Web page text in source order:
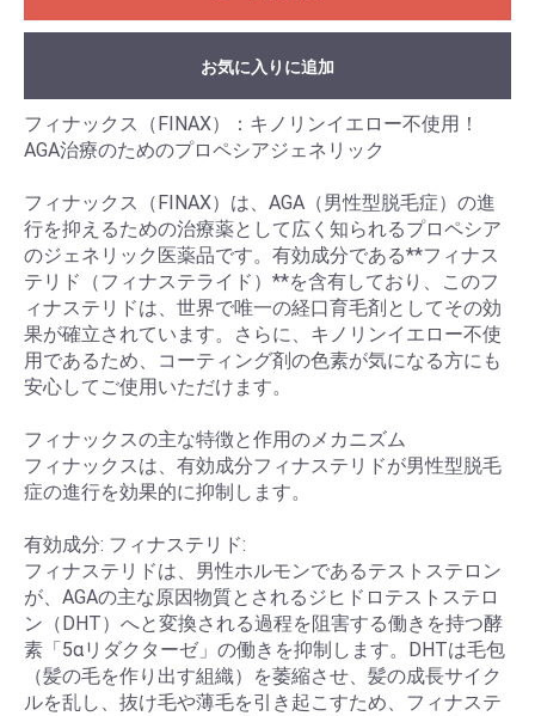
お気に入りに追加
フィナックス（FINAX）：キノリンイエロー不使用！
AGA治療のためのプロペシアジェネリック
フィナックス（FINAX）は、AGA（男性型脱毛症）の進
行を抑えるための治療薬として広く知られるプロペシア
のジェネリック医薬品です。有効成分である**フィナス
テリド（フィナステライド）**を含有しており、このフ
ィナステリドは、世界で唯一の経口育毛剤としてその効
果が確立されています。さらに、キノリンイエロー不使
用であるため、コーティング剤の色素が気になる方にも
安心してご使用いただけます。
フィナックスの主な特徴と作用のメカニズム
フィナックスは、有効成分フィナステリドが男性型脱毛
症の進行を効果的に抑制します。
有効成分: フィナステリド:
フィナステリドは、男性ホルモンであるテストステロン
が、AGAの主な原因物質とされるジヒドロテストステロ
ン（DHT）へと変換される過程を阻害する働きを持つ酵
素「5αリダクターゼ」の働きを抑制します。DHTは毛包
（髪の毛を作り出す組織）を萎縮させ、髪の成長サイク
ルを乱し、抜け毛や薄毛を引き起こすため、フィナステ